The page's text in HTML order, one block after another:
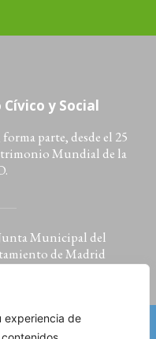
experiencia de
y Social
parte, desde el 25
Mundial de la
Municipal del
de Madrid